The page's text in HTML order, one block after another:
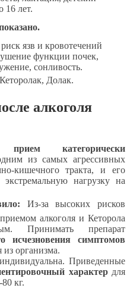
16 лет.
язв и кровотечений
функции почек,
сонливость.
Долак.
алкоголя
категорически
из самых агрессивных
кишечного тракта, и его
нагрузку на
Из-за высоких рисков
алкоголя и Кеторола
Принимать препарат
исчезновения симптомов
из организма.
Приведенные
характердля
кг.